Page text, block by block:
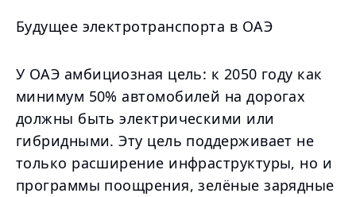
Будущее электротранспорта в ОАЭ
У ОАЭ амбициозная цель: к 2050 году как
минимум 50% автомобилей на дорогах
должны быть электрическими или
гибридными. Эту цель поддерживает не
только расширение инфраструктуры, но и
программы поощрения, зелёные зарядные